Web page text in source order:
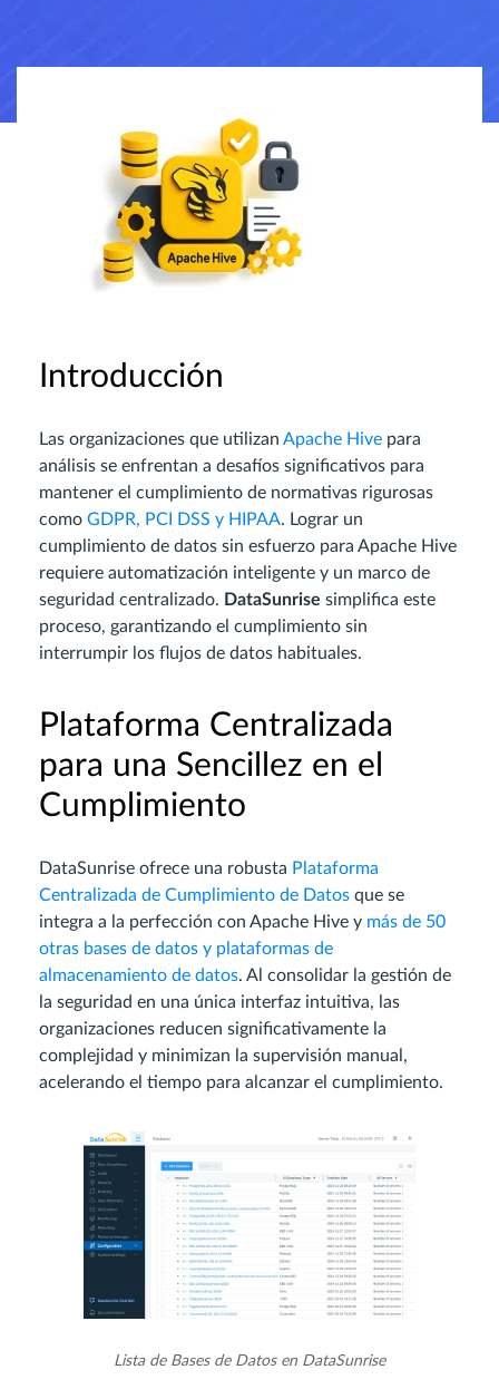
Introducción
Las organizaciones que utilizan Apache Hive para
análisis se enfrentan a desafíos significativos para
mantener el cumplimiento de normativas rigurosas
como GDPR, PCI DSS y HIPAA. Lograr un
cumplimiento de datos sin esfuerzo para Apache Hive
requiere automatización inteligente y un marco de
seguridad centralizado. DataSunrise simplifica este
proceso, garantizando el cumplimiento sin
interrumpir los flujos de datos habituales.
Plataforma Centralizada
para una Sencillez en el
Cumplimiento
DataSunrise ofrece una robusta Plataforma
Centralizada de Cumplimiento de Datos que se
integra a la perfección con Apache Hive y más de 50
otras bases de datos y plataformas de
almacenamiento de datos. Al consolidar la gestión de
la seguridad en una única interfaz intuitiva, las
organizaciones reducen significativamente la
complejidad y minimizan la supervisión manual,
acelerando el tiempo para alcanzar el cumplimiento.
Lista de Bases de Datos en DataSunrise